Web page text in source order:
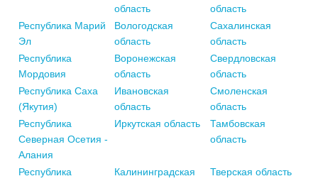
область
область
Республика Марий
Эл
Вологодская
область
Сахалинская
область
Республика
Мордовия
Воронежская
область
Свердловская
область
Республика Саха
(Якутия)
Ивановская
область
Смоленская
область
Республика
Северная Осетия -
Алания
Иркутская область
Тамбовская
область
Республика
Калининградская
Тверская область